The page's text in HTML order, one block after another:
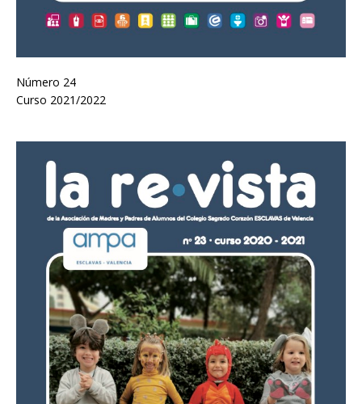
Número 24
Curso 2021/2022